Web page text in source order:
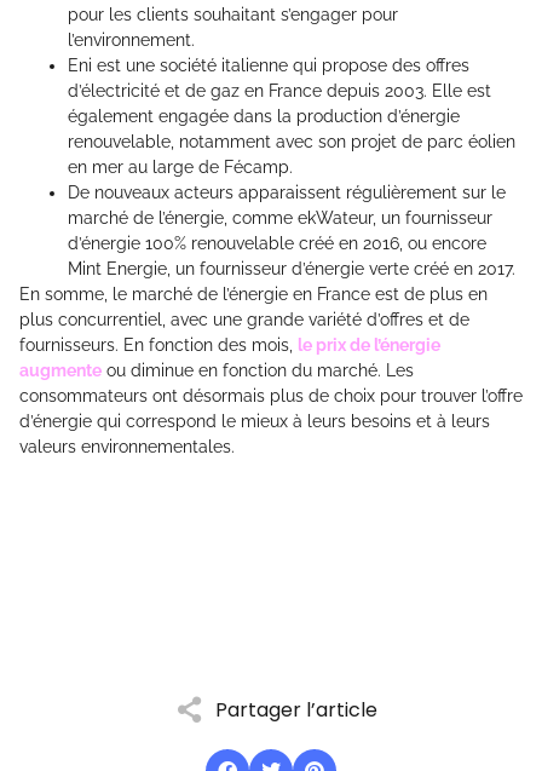
Partager l’article
pour les clients souhaitant s’engager pour
l’environnement.
Eni est une société italienne qui propose des offres
d’électricité et de gaz en France depuis 2003. Elle est
également engagée dans la production d’énergie
renouvelable, notamment avec son projet de parc éolien
en mer au large de Fécamp.
De nouveaux acteurs apparaissent régulièrement sur le
marché de l’énergie, comme ekWateur, un fournisseur
d’énergie 100% renouvelable créé en 2016, ou encore
Mint Energie, un fournisseur d’énergie verte créé en 2017.
En somme, le marché de l’énergie en France est de plus en
plus concurrentiel, avec une grande variété d’offres et de
fournisseurs. En fonction des mois,
le prix de l’énergie
augmente ou diminue en fonction du marché. Les
consommateurs ont désormais plus de choix pour trouver l’offre
d’énergie qui correspond le mieux à leurs besoins et à leurs
valeurs environnementales.